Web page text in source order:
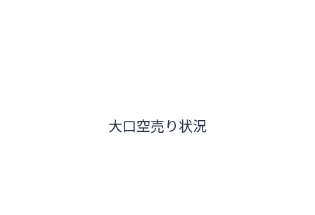
大口空売り状況